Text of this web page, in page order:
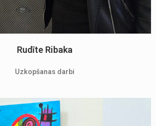
Rudīte Ribaka
Uzkopšanas darbi